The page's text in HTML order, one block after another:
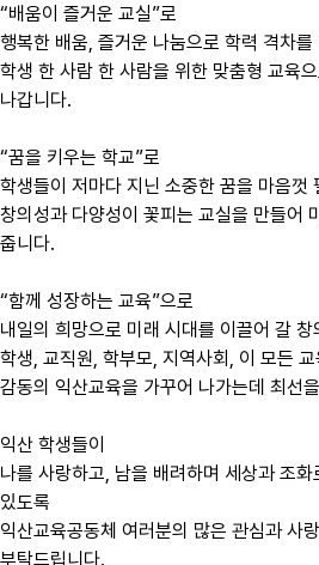
“배움이 즐거운 교실”로
행복한 배움, 즐거운 나눔으로 학력 격차를
학생 한 사람 한 사람을 위한 맞춤형 교육
나갑니다.
“꿈을 키우는 학교”로
학생들이 저마다 지닌 소중한 꿈을 마음껏
창의성과 다양성이 꽃피는 교실을 만들어
줍니다.
“함께 성장하는 교육”으로
내일의 희망으로 미래 시대를 이끌어 갈 창
학생, 교직원, 학부모, 지역사회, 이 모든
감동의 익산교육을 가꾸어 나가는데 최선
익산 학생들이
나를 사랑하고, 남을 배려하며 세상과 조
있도록
익산교육공동체 여러분의 많은 관심과 사
부탁드립니다.